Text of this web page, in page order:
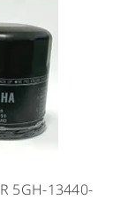
5GH-13440-